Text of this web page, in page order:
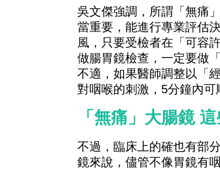
吳文傑強調，所謂「無痛
當重要，能進行專業評估
風，只要受檢者在「可容
做腸胃鏡檢查，一定要做
不適，如果醫師調整以「
對咽喉的刺激，5分鐘內可
「無痛」大腸鏡
不過，臨床上的確也有部
鏡來說，儘管不像胃鏡有